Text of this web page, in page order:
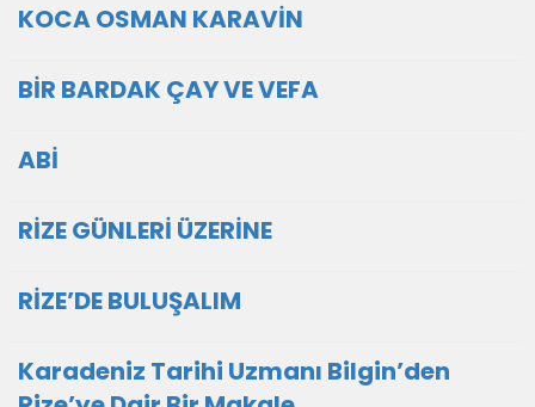
KOCA OSMAN KARAVİN
BİR BARDAK ÇAY VE VEFA
ABİ
RİZE GÜNLERİ ÜZERİNE
RİZE’DE BULUŞALIM
Karadeniz Tarihi Uzmanı Bilgin’den